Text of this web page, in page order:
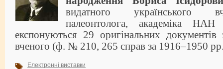
видатного українського
палеонтолога, академіка
експонуються 29 оригінальних
вченого (ф. № 210, 265 справ за 1916–1950
Електронні виставки